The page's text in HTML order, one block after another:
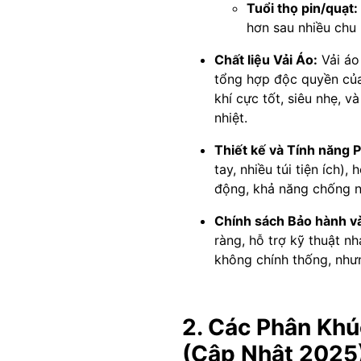
Tuổi thọ pin/quạt:
hơn sau nhiều
Chất liệu Vải Áo: Vải
tổng hợp độc quyền
khí cực tốt, siêu nhẹ,
nhiệt.
Thiết kế và Tính năng
tay, nhiều túi tiện ích),
động, khả năng chống
Chính sách Bảo hành
ràng, hỗ trợ kỹ thuật
không chính thống,
2. Các Phân
(Cập Nhật